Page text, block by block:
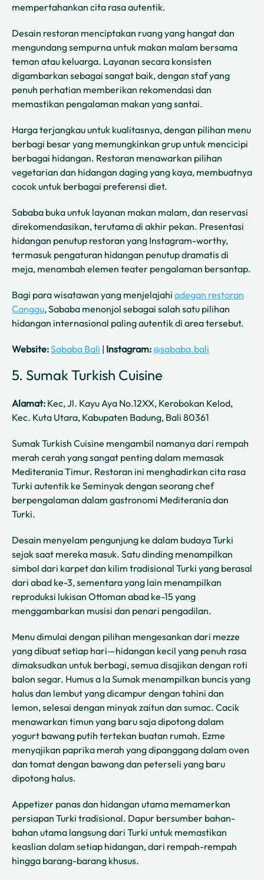
mempertahankan cita rasa autentik.
Desain restoran menciptakan ruang yang hangat dan
mengundang sempurna untuk makan malam bersama
teman atau keluarga. Layanan secara konsisten
digambarkan sebagai sangat baik, dengan staf yang
penuh perhatian memberikan rekomendasi dan
memastikan pengalaman makan yang santai.
Harga terjangkau untuk kualitasnya, dengan pilihan menu
berbagi besar yang memungkinkan grup untuk mencicipi
berbagai hidangan. Restoran menawarkan pilihan
vegetarian dan hidangan daging yang kaya, membuatnya
cocok untuk berbagai preferensi diet.
Sababa buka untuk layanan makan malam, dan reservasi
direkomendasikan, terutama di akhir pekan. Presentasi
hidangan penutup restoran yang Instagram-worthy,
termasuk pengaturan hidangan penutup dramatis di
meja, menambah elemen teater pengalaman bersantap.
Bagi para wisatawan yang menjelajahi adegan restoran
Canggu, Sababa menonjol sebagai salah satu pilihan
hidangan internasional paling autentik di area tersebut.
Website:Sababa Bali | Instagram:@sababa.bali
5. Sumak Turkish Cuisine
Alamat: Kec, Jl. Kayu Aya No.12XX, Kerobokan Kelod,
Kec. Kuta Utara, Kabupaten Badung, Bali 80361
Sumak Turkish Cuisine mengambil namanya dari rempah
merah cerah yang sangat penting dalam memasak
Mediterania Timur. Restoran ini menghadirkan cita rasa
Turki autentik ke Seminyak dengan seorang chef
berpengalaman dalam gastronomi Mediterania dan
Turki.
Desain menyelam pengunjung ke dalam budaya Turki
sejak saat mereka masuk. Satu dinding menampilkan
simbol dari karpet dan kilim tradisional Turki yang berasal
dari abad ke-3, sementara yang lain menampilkan
reproduksi lukisan Ottoman abad ke-15 yang
menggambarkan musisi dan penari pengadilan.
Menu dimulai dengan pilihan mengesankan dari mezze
yang dibuat setiap hari—hidangan kecil yang penuh rasa
dimaksudkan untuk berbagi, semua disajikan dengan roti
balon segar. Humus a la Sumak menampilkan buncis yang
halus dan lembut yang dicampur dengan tahini dan
lemon, selesai dengan minyak zaitun dan sumac. Cacik
menawarkan timun yang baru saja dipotong dalam
yogurt bawang putih tertekan buatan rumah. Ezme
menyajikan paprika merah yang dipanggang dalam oven
dan tomat dengan bawang dan peterseli yang baru
dipotong halus.
Appetizer panas dan hidangan utama memamerkan
persiapan Turki tradisional. Dapur bersumber bahan-
bahan utama langsung dari Turki untuk memastikan
keaslian dalam setiap hidangan, dari rempah-rempah
hingga barang-barang khusus.